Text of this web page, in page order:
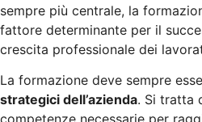
sempre più centrale, la
fattore determinante per il
crescita professionale dei
La formazione deve sempre
strategici dell’azienda. Si tratta